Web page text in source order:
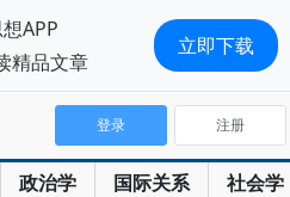
政治学 国际关系 社会学
登录 注册
APP
精品文章
立即下载